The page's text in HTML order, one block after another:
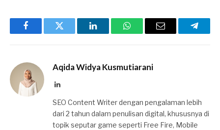
FacebookTwitter LinkedInWhatsAppEmail
Aqida Widya Kusmutiarani
LinkedIn
SEO Content Writer dengan pengalaman lebih
dari 2 tahun dalam penulisan digital, khususnya di
topik seputar game seperti Free Fire, Mobile